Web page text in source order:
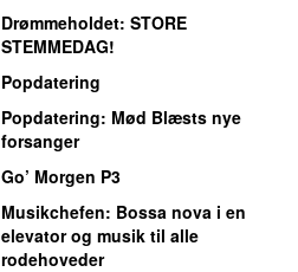
Drømmeholdet: STORE
STEMMEDAG!
Popdatering
Popdatering: Mød Blæsts nye
forsanger
Go’ Morgen P3
Musikchefen: Bossa nova i en
elevator og musik til alle
rodehoveder